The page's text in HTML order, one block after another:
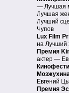
— Лучшая
Лучшая
Лучший
Чупов
Lux Film
на Лучший
Премия
актер —
Мозжухина
Евгений
Премия